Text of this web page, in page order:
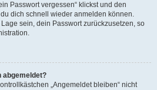
Passwort vergessen“ klickst und den
dich schnell wieder anmelden können.
sein, dein Passwort zurückzusetzen, so
abgemeldet?
„Angemeldet bleiben“ nicht